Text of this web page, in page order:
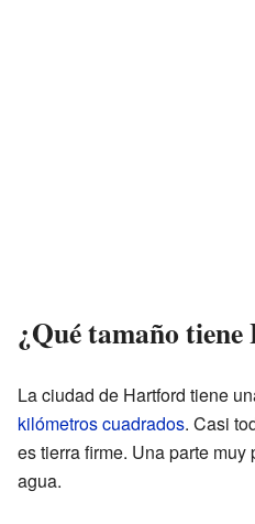
¿Qué tamaño
La ciudad de Hartford tiene
kilómetros cuadrados. Casi
es tierra firme. Una parte
agua.